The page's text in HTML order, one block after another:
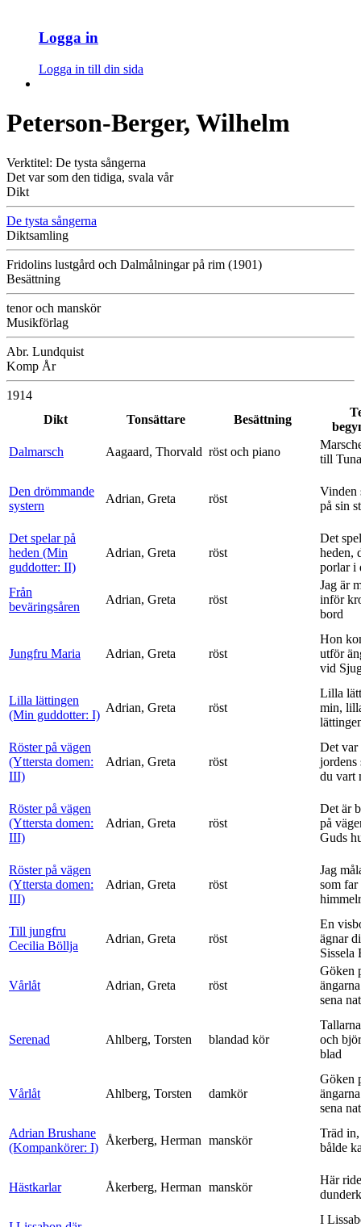
Logga in
Logga in till din sida
Peterson-Berger, Wilhelm
Verktitel: De tysta sångerna
Det var som den tidiga, svala vår
Dikt
De tysta sångerna
Diktsamling
Fridolins lustgård och Dalmålningar på rim (1901)
Besättning
tenor och manskör
Musikförlag
Abr. Lundquist
Komp År
1914
Dikt
Tonsättare Besättning
Dalmarsch
Aagaard, Thorvald röst och piano
till Tuna
Den drömmande
systern
Adrian, Greta röst
Vinden
på sin
Det spelar på
heden (Min
guddotter: II)
Adrian, Greta röst
Det
heden,
porlar i
Från
beväringsåren
Adrian, Greta röst
Jag är
inför
bord
Jungfru Maria Adrian, Greta röst
Hon
utför
vid
Lilla lättingen
(Min guddotter: I)
Adrian, Greta röst
Lilla
min,
Röster på vägen
(Yttersta domen:
III)
Adrian, Greta röst
Det var
jordens
du vart
Röster på vägen
(Yttersta domen:
III)
Adrian, Greta röst
Det är
på
Guds
Röster på vägen
(Yttersta domen:
III)
Adrian, Greta röst
Jag
som
Till jungfru
Cecilia Böllja
Adrian, Greta röst
En
ägnar
Sissela
Vårlåt Adrian, Greta röst
Göken
sena
Serenad Ahlberg, Torsten blandad kör
och
blad
Vårlåt Ahlberg, Torsten damkör
Göken
sena
Adrian Brushane
(Kompankörer: I)
Åkerberg, Herman manskör
Träd
bålde
Hästkarlar Åkerberg, Herman manskör
Här
I